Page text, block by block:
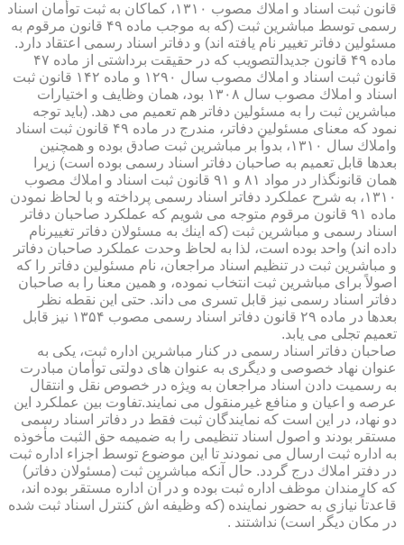
قانون ثبت اسناد و املاك مصوب ۱۳۱۰، كماكان به ثبت توأمان اسناد
رسمی توسط مباشرین ثبت (كه به موجب ماده ۴۹ قانون مرقوم به
مسئولین دفاتر تغییر نام یافته اند) و دفاتر اسناد رسمی اعتقاد دارد.
ماده ۴۹ قانون جدیدالتصویب كه در حقیقت برداشتی از ماده ۴۷
قانون ثبت اسناد و املاك مصوب سال ۱۲۹۰ و ماده ۱۴۲ قانون ثبت
اسناد و املاك مصوب سال ۱۳۰۸ بود، همان وظایف و اختیارات
مباشرین ثبت را به مسئولین دفاتر هم تعمیم می دهد. (باید توجه
نمود كه معنای مسئولین دفاتر، مندرج در ماده ۴۹ قانون ثبت اسناد
واملاك سال ۱۳۱۰، بدواً بر مباشرین ثبت صادق بوده و همچنین
بعدها قابل تعمیم به صاحبان دفاتر اسناد رسمی بوده است) زیرا
همان قانونگذار در مواد ۸۱ و ۹۱ قانون ثبت اسناد و املاك مصوب
۱۳۱۰، به شرح عملكرد دفاتر اسناد رسمی پرداخته و با لحاظ نمودن
ماده ۹۱ قانون مرقوم متوجه می شویم كه عملكرد صاحبان دفاتر
اسناد رسمی و مباشرین ثبت (كه اینك به مسئولان دفاتر تغییرنام
داده اند) واحد بوده است، لذا به لحاظ وحدت عملكرد صاحبان دفاتر
و مباشرین ثبت در تنظیم اسناد مراجعان، نام مسئولین دفاتر را كه
اصولاً برای مباشرین ثبت انتخاب نموده، و همین معنا را به صاحبان
دفاتر اسناد رسمی نیز قابل تسری می داند. حتی این نقطه نظر
بعدها در ماده ۲۹ قانون دفاتر اسناد رسمی مصوب ۱۳۵۴ نیز قابل
تعمیم تجلی می یابد.
صاحبان دفاتر اسناد رسمی در كنار مباشرین اداره ثبت، یكی به
عنوان نهاد خصوصی و دیگری به عنوان های دولتی توأمان مبادرت
به رسمیت دادن اسناد مراجعان به ویژه در خصوص نقل و انتقال
عرصه و اعیان و منافع غیرمنقول می نمایند.تفاوت بین عملكرد این
دو نهاد، در این است كه نمایندگان ثبت فقط در دفاتر اسناد رسمی
مستقر بودند و اصول اسناد تنظیمی را به ضمیمه حق الثبت مأخوذه
به اداره ثبت ارسال می نمودند تا این موضوع توسط اجزاء اداره ثبت
در دفتر املاك درج گردد. حال آنكه مباشرین ثبت (مسئولان دفاتر)
كه كارمندان موظف اداره ثبت بوده و در آن اداره مستقر بوده اند،
قاعدتاً نیازی به حضور نماینده (كه وظیفه اش كنترل اسناد ثبت شده
در مكان دیگر است) نداشتند .